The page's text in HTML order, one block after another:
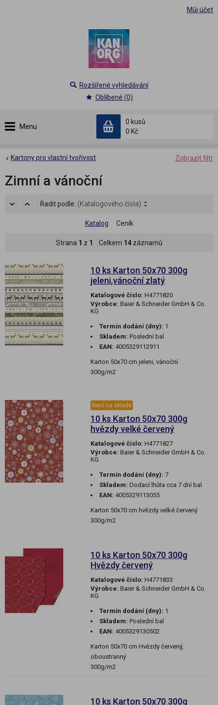
Můj účet
Menu
0 kusů
0 Kč
Rozšířené vyhledávání
Oblíbené (0)
Zobrazit filtr
Kartony pro vlastní tvořivost
Zimní a vánoční
Řadit podle: (Katalogového čísla)
Katalog Ceník
Strana 1 z 1 Celkem 14záznamů
10 ks Karton 50x70 300g
jeleni,vánoční zlatý
Katalogové číslo: H4771820
Výrobce: Baier & Schneider GmbH & Co.
KG
Termín dodání (dny): 1
Skladem: Poslední bal
EAN: 4005329112911
Karton 50x70 cm jeleni, vánoční
300g/m2
Není na skladě
10 ks Karton 50x70 300g
hvězdy velké červený
Katalogové číslo: H4771827
Výrobce: Baier & Schneider GmbH & Co.
KG
Termín dodání (dny): 7
Skladem: Dodací lhůta cca 7 dní bal
EAN: 4005329113055
Karton 50x70 cm hvězdy velké červený
300g/m2
10 ks Karton 50x70 300g
Hvězdy červený
Katalogové číslo: H4771833
Výrobce: Baier & Schneider GmbH & Co.
KG
Termín dodání (dny): 1
Skladem: Poslední bal
EAN: 4005329130502
Karton 50x70 cm Hvězdy červený,
oboustranný
300g/m2
10 ks Karton 50x70 300g